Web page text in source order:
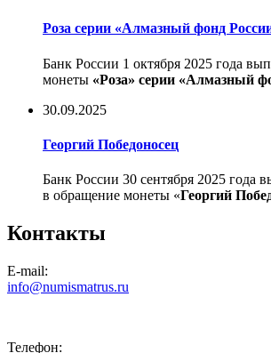
Роза серии «Алмазный фонд
Банк России 1 октября 2025 года
монеты «Роза» серии «Алмазный
30.09.2025
Георгий Победоносец
Банк России 30 сентября 2025 года
в обращение монеты «Георгий
Контакты
E-mail:
info@numismatrus.ru
Телефон: